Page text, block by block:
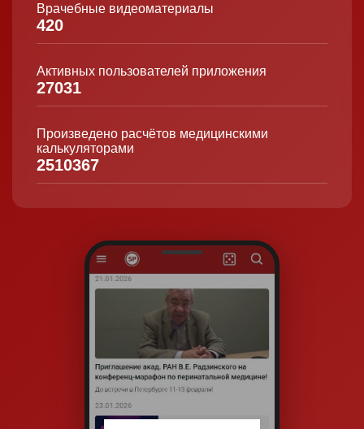
Врачебные видеоматериалы
420
Активных пользователей приложения
27031
Произведено расчётов медицинскими
калькуляторами
2510367